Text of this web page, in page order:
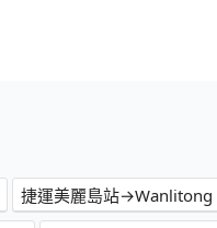
捷運美麗島站→Wanlitong